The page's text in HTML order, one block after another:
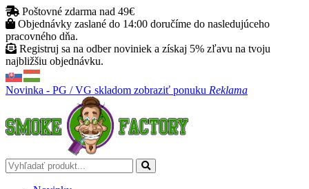
Poštovné zdarma nad 49€
Objednávky zaslané do 14:00 doručíme do nasledujúceho
pracovného dňa.
Registruj sa na odber noviniek a získaj 5% zľavu na tvoju
najbližšiu objednávku.
Novinka - PG / VG skladom zobraziť ponuku Reklama